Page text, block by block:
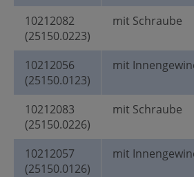
10212082
(25150.0223)
mit Schraube
10212056
(25150.0123)
mit
10212083
(25150.0226)
mit Schraube
10212057
(25150.0126)
mit